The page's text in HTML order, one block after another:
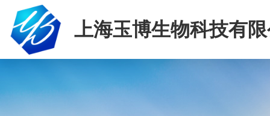
上海玉博生物科技有